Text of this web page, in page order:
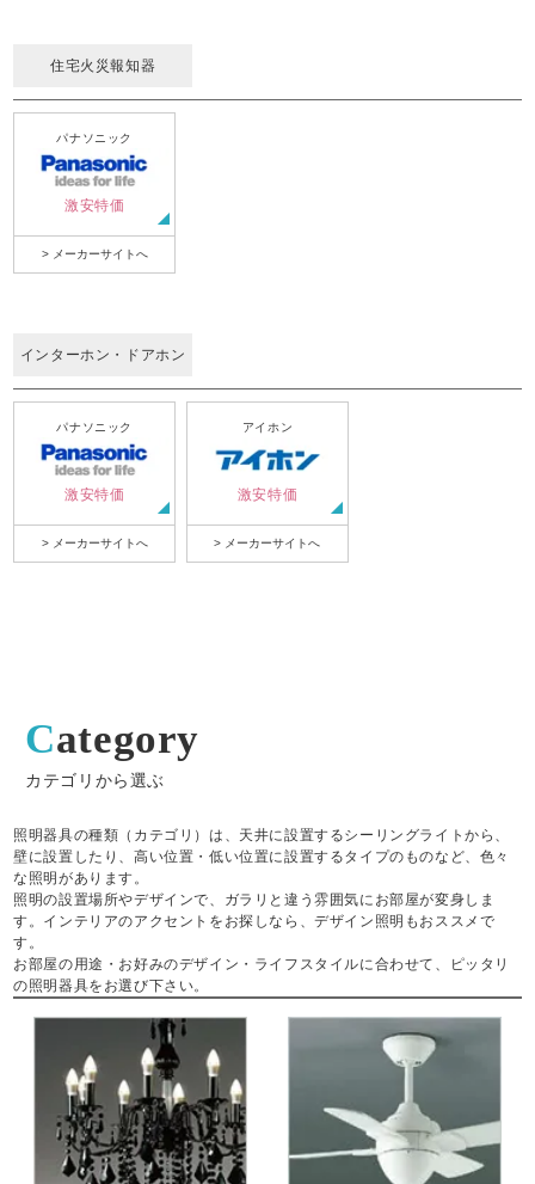
住宅火災報知器
パナソニック
激安特価
> メーカーサイトへ
インターホン・ドアホン
パナソニック
激安特価
> メーカーサイトへ
アイホン
激安特価
> メーカーサイトへ
Category
カテゴリから選ぶ
照明器具の種類（カテゴリ）は、天井に設置するシーリングライトから、
壁に設置したり、高い位置・低い位置に設置するタイプのものなど、色々
な照明があります。
照明の設置場所やデザインで、ガラリと違う雰囲気にお部屋が変身しま
す。インテリアのアクセントをお探しなら、デザイン照明もおススメで
す。
お部屋の用途・お好みのデザイン・ライフスタイルに合わせて、ピッタリ
の照明器具をお選び下さい。